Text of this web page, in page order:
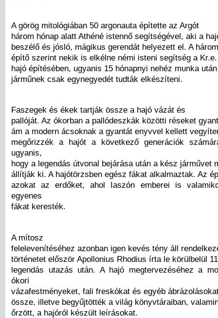
A görög mitológiában 50 argonauta építette az Argót
három hónap alatt Athéné istennő segítségével, aki a
beszélő és jósló, mágikus gerendát helyezett el. A
építő szerint nekik is elkélne némi isteni segítség a
hajó építésében, ugyanis 15 hónapnyi nehéz munka
járműnek csak egynegyedét tudták elkészíteni.
Faszegek és ékek tartják össze a hajó vázát és
pallóját. Az ókorban a pallódeszkák közötti réseket
ám a modern ácsoknak a gyantát enyvvel kellett
megőrizzék a hajót a következő generációk
ugyanis,
hogy a legendás útvonal bejárása után a kész járművet
állítják ki. A hajótörzsben egész fákat alkalmaztak. Az
azokat az erdőket, ahol Iaszón emberei is
egyenes
fákat keresték.
A mítosz
felelevenítéséhez azonban igen kevés tény áll
történetet először Apollonius Rhodius írta le körülbelül
legendás utazás után. A hajó megtervezéséhez a
ókori
vázafestményeket, fali freskókat és egyéb
össze, illetve begyűjtötték a világ könyvtáraiban,
őrzött, a hajóról készült leírásokat.